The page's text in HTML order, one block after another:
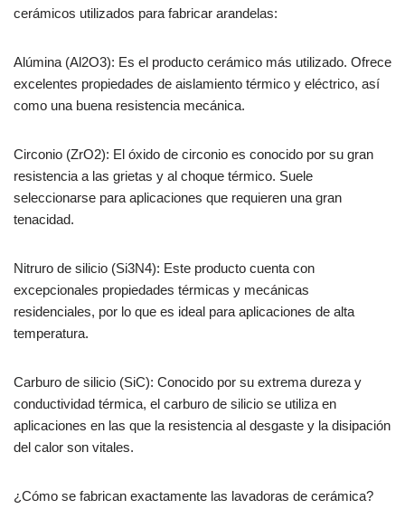
cerámicos utilizados para fabricar arandelas:
Alúmina (Al2O3): Es el producto cerámico más utilizado. Ofrece
excelentes propiedades de aislamiento térmico y eléctrico, así
como una buena resistencia mecánica.
Circonio (ZrO2): El óxido de circonio es conocido por su gran
resistencia a las grietas y al choque térmico. Suele
seleccionarse para aplicaciones que requieren una gran
tenacidad.
Nitruro de silicio (Si3N4): Este producto cuenta con
excepcionales propiedades térmicas y mecánicas
residenciales, por lo que es ideal para aplicaciones de alta
temperatura.
Carburo de silicio (SiC): Conocido por su extrema dureza y
conductividad térmica, el carburo de silicio se utiliza en
aplicaciones en las que la resistencia al desgaste y la disipación
del calor son vitales.
¿Cómo se fabrican exactamente las lavadoras de cerámica?